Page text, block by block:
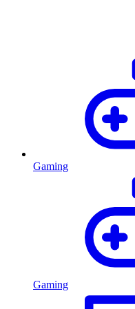
Gaming
Gaming